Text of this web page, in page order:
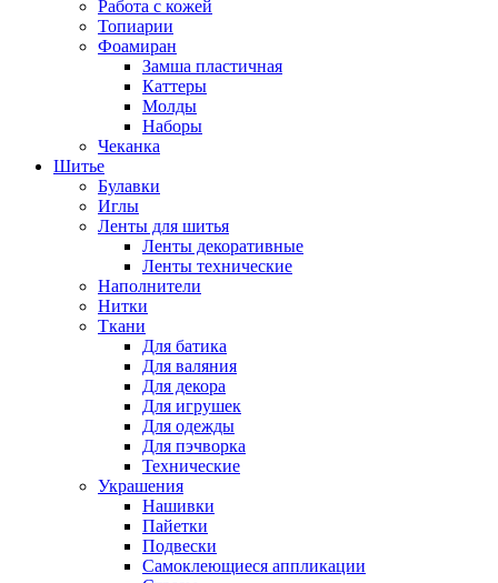
Работа с кожей
Топиарии
Фоамиран
Замша пластичная
Каттеры
Молды
Наборы
Чеканка
Шитье
Булавки
Иглы
Ленты для шитья
Ленты декоративные
Ленты технические
Наполнители
Нитки
Ткани
Для батика
Для валяния
Для декора
Для игрушек
Для одежды
Для пэчворка
Технические
Украшения
Нашивки
Пайетки
Подвески
Самоклеющиеся аппликации